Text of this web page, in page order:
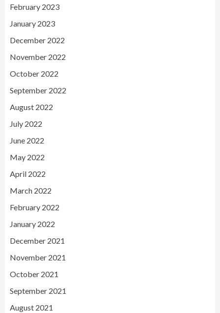
February 2023
January 2023
December 2022
November 2022
October 2022
September 2022
August 2022
July 2022
June 2022
May 2022
April 2022
March 2022
February 2022
January 2022
December 2021
November 2021
October 2021
September 2021
August 2021